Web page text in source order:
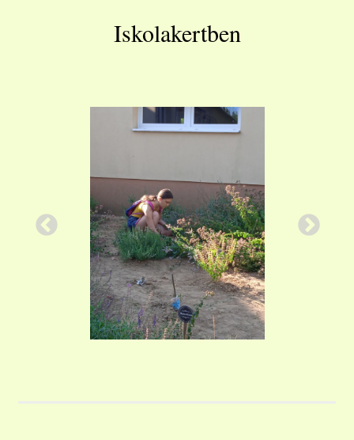
Iskolakertben